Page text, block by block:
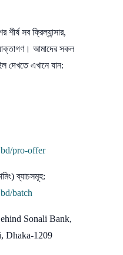
শীর্ষ সব ফ্রিল্যান্সার,
আমাদের সকল
দেখতে এখানে যান:
pro-offer
ব্যাচসমূহ:
batch
Sonali Bank,
Dhaka-1209